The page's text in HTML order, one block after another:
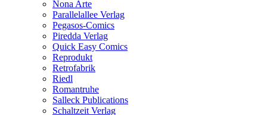
Nona Arte
Parallelallee Verlag
Pegasos-Comics
Piredda Verlag
Quick Easy Comics
Reprodukt
Retrofabrik
Riedl
Romantruhe
Salleck Publications
Schaltzeit Verlag